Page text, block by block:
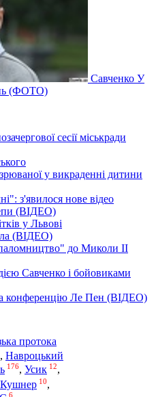
Савченко У
(ФОТО)
сесії міськради
у викраденні дитини
з'явилося нове відео
(ВІДЕО)
у Львові
(ВІДЕО)
до Миколи ІІ
Савченко і бойовиками
конференцію Ле Пен (ВІДЕО)
протока
, Навроцький
176, Усик 12,
Кушнер 10,
6